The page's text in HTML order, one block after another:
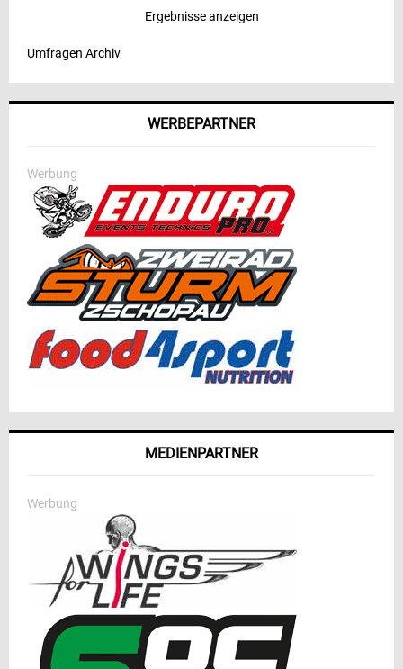
Ergebnisse anzeigen
Umfragen Archiv
WERBEPARTNER
Werbung
MEDIENPARTNER
Werbung